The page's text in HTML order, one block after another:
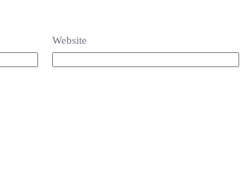
Website